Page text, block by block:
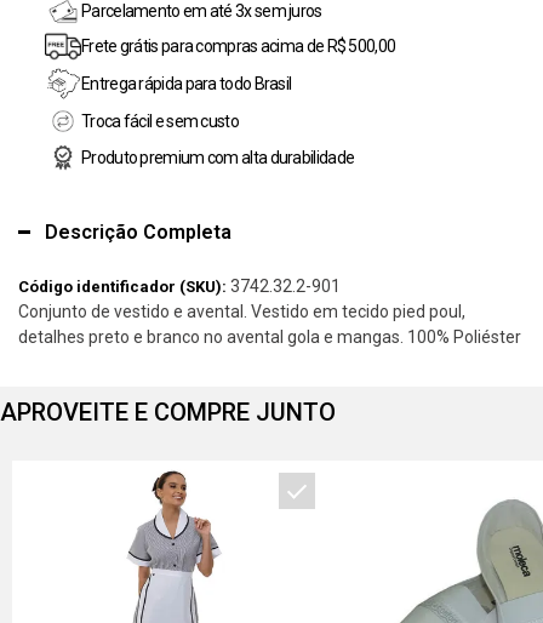
Parcelamento em até 3x sem juros
Frete grátis para compras acima de R$ 500,00
Entrega rápida para todo Brasil
Troca fácil e sem custo
Produto premium com alta durabilidade
Descrição Completa
Código identificador (SKU): 3742.32.2-901
Conjunto de vestido e avental. Vestido em tecido pied poul,
detalhes preto e branco no avental gola e mangas. 100% Poliéster
APROVEITE E COMPRE JUNTO